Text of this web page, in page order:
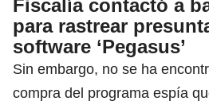
Fiscalía contactó a
para rastrear
software ‘Pegasus’
Sin embargo, no se ha
compra del programa espía